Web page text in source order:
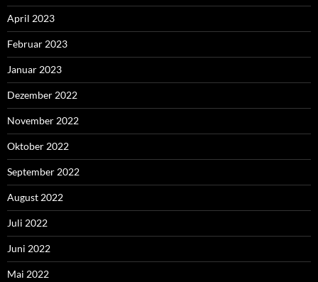
April 2023
Februar 2023
Januar 2023
Dezember 2022
November 2022
Oktober 2022
September 2022
August 2022
Juli 2022
Juni 2022
Mai 2022